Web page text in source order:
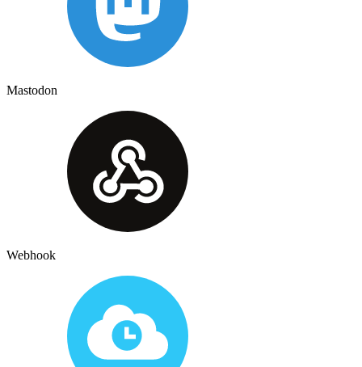
Mastodon
Webhook